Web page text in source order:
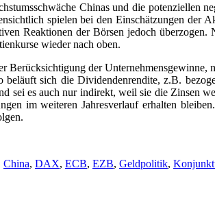
Chinas und die potenziellen
spielen bei den Einschätzungen der
Reaktionen der Börsen jedoch
wieder nach oben.
Berücksichtigung der
beläuft sich die Dividendenrendite, z.B.
sei es auch nur indirekt, weil sie die Zinsen
im weiteren Jahresverlauf erhalten
China, DAX, ECB, EZB, Geldpolitik,